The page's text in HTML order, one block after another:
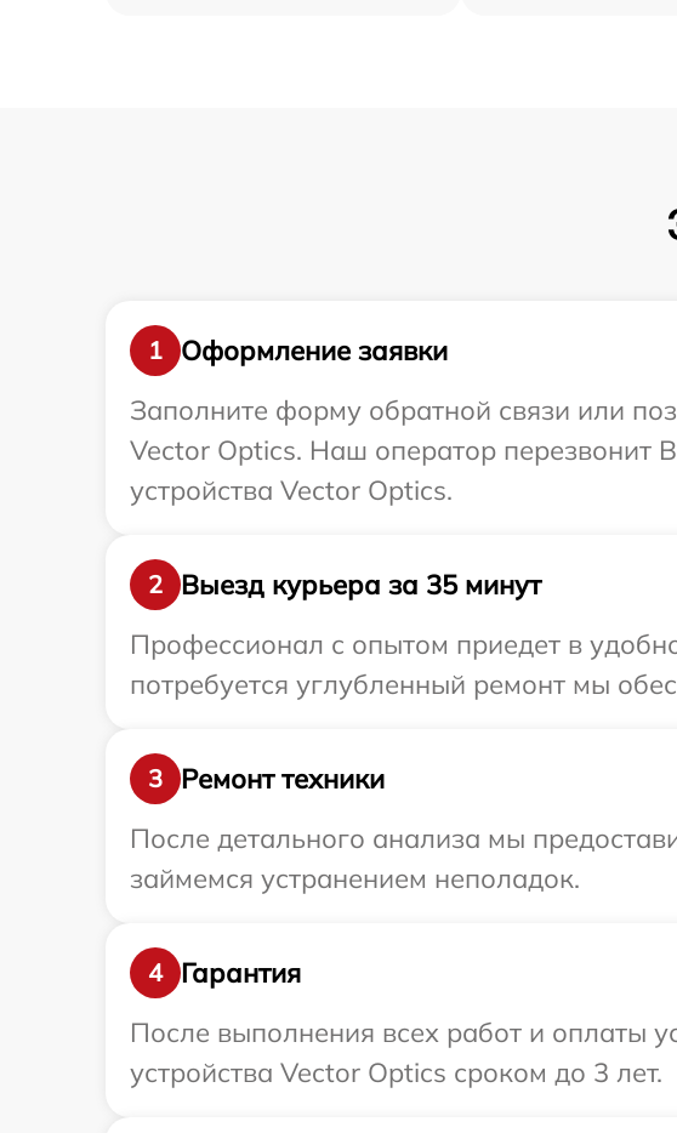
1
Оформление заявки
Заполните форму обратной связи или
Vector Optics. Наш оператор перезвонит
устройства Vector Optics.
2
Выезд курьера за 35 минут
Профессионал с опытом приедет в
потребуется углубленный ремонт мы
3
Ремонт техники
После детального анализа мы
займемся устранением неполадок.
4
Гарантия
После выполнения всех работ и оплаты
устройства Vector Optics сроком до 3 лет.